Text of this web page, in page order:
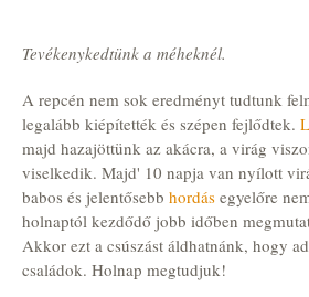
Tevékenykedtünk a méheknél.
A repcén nem sok eredményt tudtunk
legalább kiépítették és szépen fejlődtek.
majd hazajöttünk az akácra, a virág
viselkedik. Majd' 10 napja van nyílott
babos és jelentősebb hordás egyelőre
holnaptól kezdődő jobb időben
Akkor ezt a csúszást áldhatnánk, hogy
családok. Holnap megtudjuk!